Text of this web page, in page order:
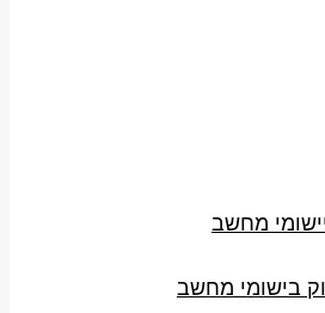
מחשב
בישומי מחשב